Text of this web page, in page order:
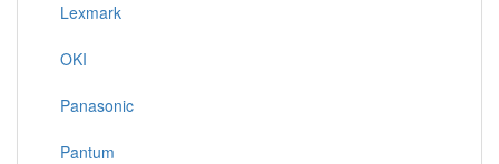
Lexmark
OKI
Panasonic
Pantum